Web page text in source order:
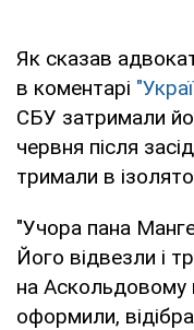
Як сказав
в коментарі
СБУ затримали
червня після
тримали в
"Учора пана
Його відвезли і
на Аскольдовому
оформили,